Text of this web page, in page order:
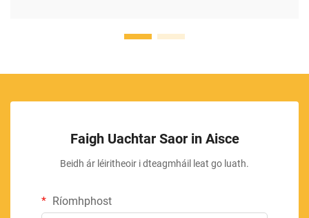
Faigh Uachtar Saor in Aisce
Beidh ár léiritheoir i dteagmháil leat go luath.
Ríomhphost